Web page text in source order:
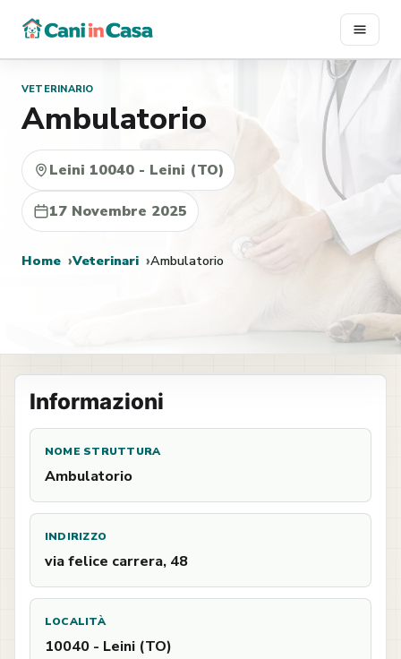
contenuto
VETERINARIO
Ambulatorio
Leini 10040 - Leini (TO)
17 Novembre 2025
Home Veterinari Ambulatorio
Informazioni
NOME STRUTTURA
Ambulatorio
INDIRIZZO
via felice carrera, 48
LOCALITÀ
10040 - Leini (TO)